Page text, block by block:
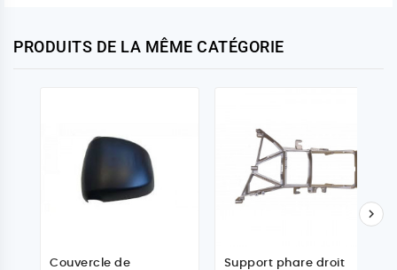
PRODUITS DE LA MÊME CATÉGORIE
Couvercle de
Support phare droit
